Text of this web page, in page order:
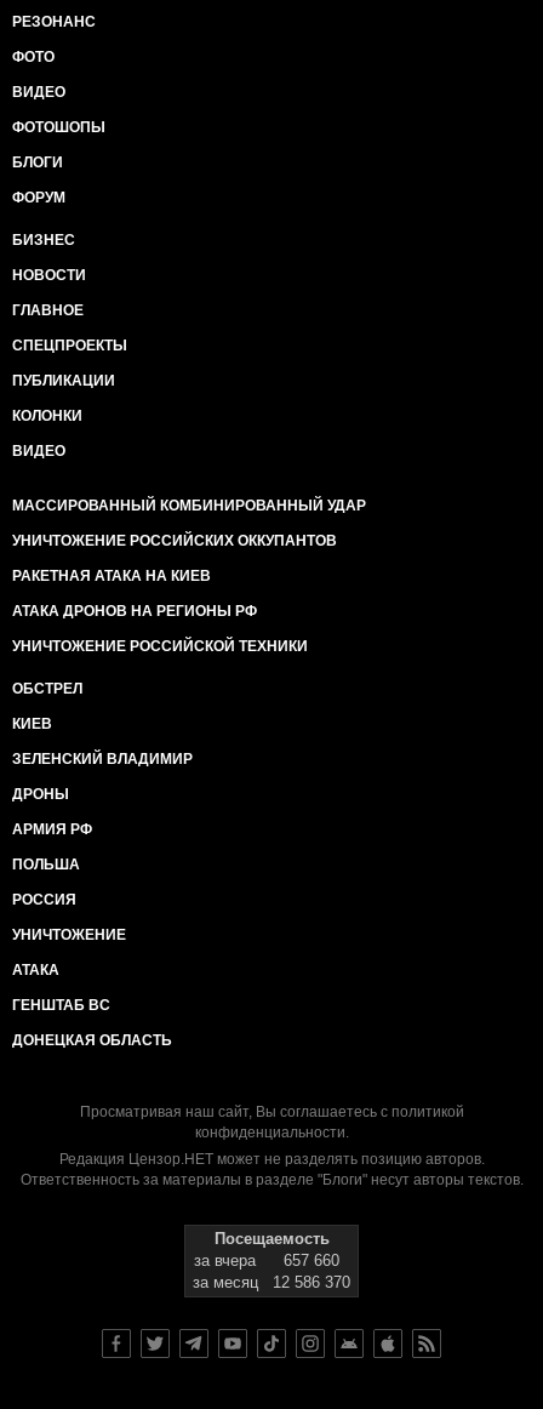
РЕЗОНАНС
ФОТО
ВИДЕО
ФОТОШОПЫ
БЛОГИ
ФОРУМ
БИЗНЕС
НОВОСТИ
ГЛАВНОЕ
СПЕЦПРОЕКТЫ
ПУБЛИКАЦИИ
КОЛОНКИ
ВИДЕО
МАССИРОВАННЫЙ КОМБИНИРОВАННЫЙ УДАР
УНИЧТОЖЕНИЕ РОССИЙСКИХ ОККУПАНТОВ
РАКЕТНАЯ АТАКА НА КИЕВ
АТАКА ДРОНОВ НА РЕГИОНЫ РФ
УНИЧТОЖЕНИЕ РОССИЙСКОЙ ТЕХНИКИ
ОБСТРЕЛ
КИЕВ
ЗЕЛЕНСКИЙ ВЛАДИМИР
ДРОНЫ
АРМИЯ РФ
ПОЛЬША
РОССИЯ
УНИЧТОЖЕНИЕ
АТАКА
ГЕНШТАБ ВС
ДОНЕЦКАЯ ОБЛАСТЬ
Просматривая наш сайт, Вы соглашаетесь с политикой
конфиденциальности.
Редакция Цензор.НЕТ может не разделять позицию авторов.
Ответственность за материалы в разделе "Блоги" несут авторы текстов.
Посещаемость
за вчера
657 660
за месяц
12 586 370